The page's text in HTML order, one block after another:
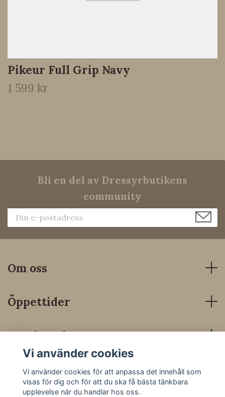
Pikeur Full Grip Navy
1 599 kr
Bli en del av Dressyrbutikens
community
Om oss
Öppettider
Kundservice
Sociala medier
Vi använder cookies
Vi använder cookies för att anpassa det innehåll som
visas för dig och för att du ska få bästa tänkbara
upplevelse när du handlar hos oss.